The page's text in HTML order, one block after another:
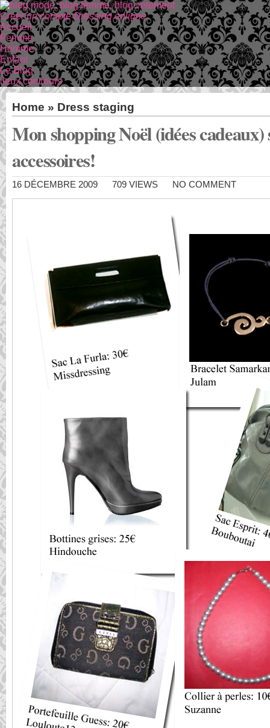
Creer un compte Dressing enligne
Accueil
Femme
Homme
Enfant
Le Blog
Jeux concours
Home » Dress staging
Mon shopping Noël (idées cadeaux)
accessoires!
16 DÉCEMBRE 2009 709 VIEWS NO COMMENT